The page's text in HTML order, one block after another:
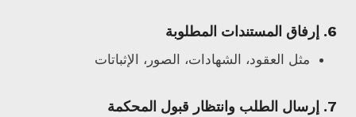
6. إرفاق المستندات المطلوبة
مثل العقود، الشهادات، الصور، الإثباتات
7. إرسال الطلب وانتظار قبول المحكمة